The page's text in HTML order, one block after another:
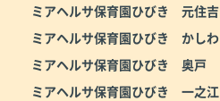
ミアヘルサ保育園ひびき 元住吉
ミアヘルサ保育園ひびき かしわ
ミアヘルサ保育園ひびき 奥戸
ミアヘルサ保育園ひびき 一之江